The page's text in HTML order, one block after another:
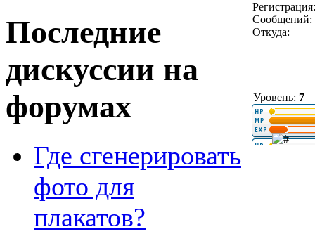
Последние
дискуссии на
форумах
Где сгенерировать
фото для
плакатов?
Сообщений:
Откуда:
Уровень: 7